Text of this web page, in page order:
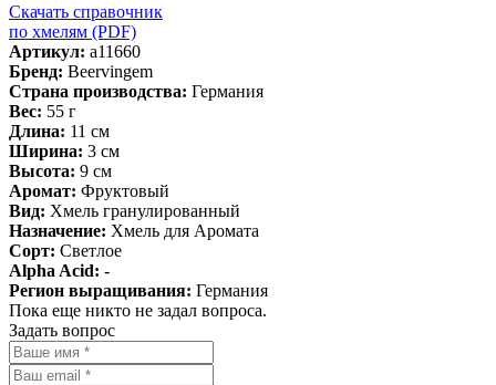
Скачать справочник
по хмелям (PDF)
Артикул: a11660
Бренд: Beervingem
Страна производства: Германия
Вес: 55 г
Длина: 11 см
Ширина: 3 см
Высота: 9 см
Аромат: Фруктовый
Вид: Хмель гранулированный
Назначение: Хмель для Аромата
Сорт: Светлое
Alpha Acid: -
Регион выращивания: Германия
Пока еще никто не задал вопроса.
Задать вопрос